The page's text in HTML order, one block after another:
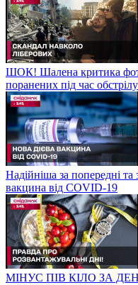
ШОК! Шалена критика
поранених під час
Надійніша за попередні
вакцина від COVID-19
МІНУС ПІВ КІЛО ЗА